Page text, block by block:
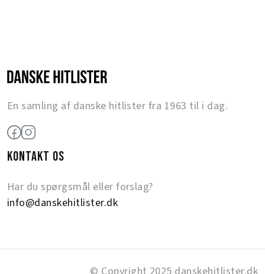
En samling af danske hitlister fra 1963 til i dag.
KONTAKT OS
Har du spørgsmål eller forslag?
info@danskehitlister.dk